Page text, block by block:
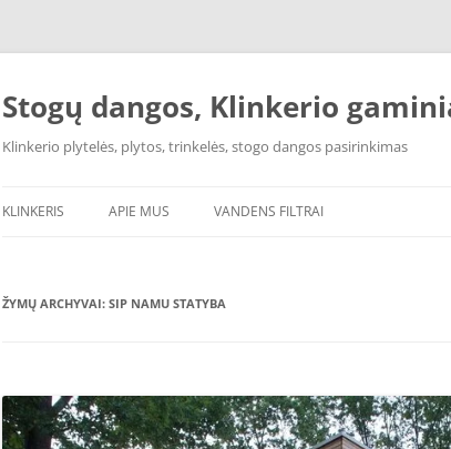
Pereiti
Stogų dangos, Klinkerio
Klinkerio plytelės, plytos, trinkelės, stogo dangos pasirinkimas
KLINKERIS APIE MUS VANDENS FILTRAI
OSMOSO FILTRAI
ŽYMŲ ARCHYVAI: SIP NAMU STATYBA